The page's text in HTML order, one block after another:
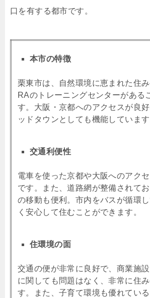
口を有する都市です。
本市の特徴
栗東市は、自然環境に恵まれた住
RAのトレーニングセンターがある
す。大阪・京都へのアクセスが良
ッドタウンとしても機能しています
交通利便性
電車を使った京都や大阪へのアク
です。また、道路網が整備されて
の移動も便利。市内をバスが循環
く安心して住むことができます。
住環境の面
交通の便が非常に良好で、商業施
に関しても問題はなく、非常に住
す。また、子育て環境も優れてい